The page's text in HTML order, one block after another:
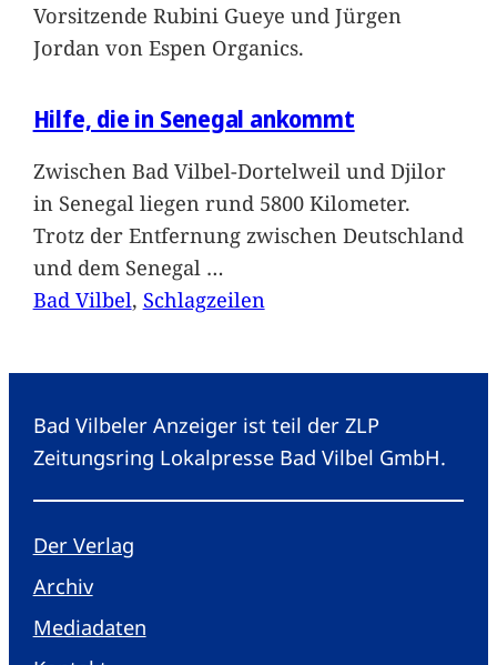
Vorsitzende Rubini Gueye und Jürgen
Jordan von Espen Organics.
Hilfe, die in Senegal ankommt
Zwischen Bad Vilbel-Dortelweil und Djilor
in Senegal liegen rund 5800 Kilometer.
Trotz der Entfernung zwischen Deutschland
und dem Senegal …
Bad Vilbel, Schlagzeilen
Bad Vilbeler Anzeiger ist teil der ZLP
Zeitungsring Lokalpresse Bad Vilbel GmbH.
Der Verlag
Archiv
Mediadaten